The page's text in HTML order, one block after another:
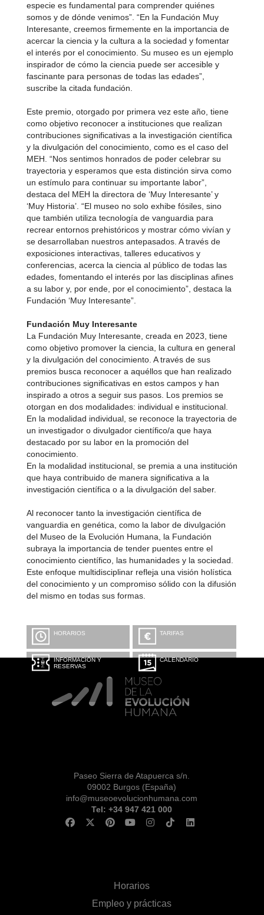
especie es fundamental para comprender quiénes
somos y de dónde venimos”. “En la Fundación Muy
Interesante, creemos firmemente en la importancia de
acercar la ciencia y la cultura a la sociedad y fomentar
el interés por el conocimiento. Su museo es un ejemplo
inspirador de cómo la ciencia puede ser accesible y
fascinante para personas de todas las edades”,
suscribe la citada fundación.
Este premio, otorgado por primera vez este año, tiene
como objetivo reconocer a instituciones que realizan
contribuciones significativas a la investigación científica
y la divulgación del conocimiento, como es el caso del
MEH. “Nos sentimos honrados de poder celebrar su
trayectoria y esperamos que esta distinción sirva como
un estímulo para continuar su importante labor”,
destaca del MEH la directora de ‘Muy Interesante’ y
‘Muy Historia’. “El museo no solo exhibe fósiles, sino
que también utiliza tecnología de vanguardia para
recrear entornos prehistóricos y mostrar cómo vivían y
se desarrollaban nuestros antepasados. A través de
exposiciones interactivas, talleres educativos y
conferencias, acerca la ciencia al público de todas las
edades, fomentando el interés por las disciplinas afines
a su labor y, por ende, por el conocimiento”, destaca la
Fundación ‘Muy Interesante”.
Fundación Muy Interesante
La Fundación Muy Interesante, creada en 2023, tiene
como objetivo promover la ciencia, la cultura en general
y la divulgación del conocimiento. A través de sus
premios busca reconocer a aquéllos que han realizado
contribuciones significativas en estos campos y han
inspirado a otros a seguir sus pasos. Los premios se
otorgan en dos modalidades: individual e institucional.
En la modalidad individual, se reconoce la trayectoria de
un investigador o divulgador científico/a que haya
destacado por su labor en la promoción del
conocimiento.
En la modalidad institucional, se premia a una institución
que haya contribuido de manera significativa a la
investigación científica o a la divulgación del saber.
Al reconocer tanto la investigación científica de
vanguardia en genética, como la labor de divulgación
del Museo de la Evolución Humana, la Fundación
subraya la importancia de tender puentes entre el
conocimiento científico, las humanidades y la sociedad.
Este enfoque multidisciplinar refleja una visión holística
del conocimiento y un compromiso sólido con la difusión
del mismo en todas sus formas.
HORARIOS TARIFAS
INFORMACIÓN Y
RESERVAS
CALENDARIO
Paseo Sierra de Atapuerca s/n.
09002 Burgos (España)
info@museoevolucionhumana.com
Tel: +34 947 421 000
Horarios
Empleo y prácticas